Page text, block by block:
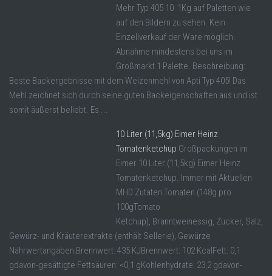
Mehr Typ 405 10 1Kg auf Paletten wie
auf den Bildern zu sehen. Kein
Einzellverkauf der Ware möglich.
Abnahme mindestens bei uns im
Großmarkt 1 Palette. Beschreibung:
Beste Backergebnisse mit dem Weizenmehl von Apti Typ 405! Das
Mehl zeichnet sich durch seine guten Backeigenschaften aus und ist
somit äußerst beliebt. Es ...
10 Liter (11,5kg) Eimer Heinz
Tomatenketchup Großpackungen im
Eimer 10 Liter (11,5kg) Eimer Heinz
Tomatenketchup. Immer mit Aktuellen
MHD Zutaten:Tomaten (148g pro
100gTomato
Ketchup), Branntweinessig, Zucker, Salz,
Gewürz- und Kräuterextrakte (enthält Sellerie), Gewürze
Nährwertangaben:Brennwert: 435 KJBrennwert: 102 KcalFett: 0,1
gdavon-gesättigte Fettsäuren: <0,1 gKohlenhydrate: 23,2 gdavon-